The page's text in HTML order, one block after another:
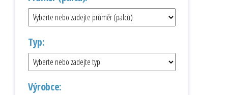
Typ:
Výrobce: